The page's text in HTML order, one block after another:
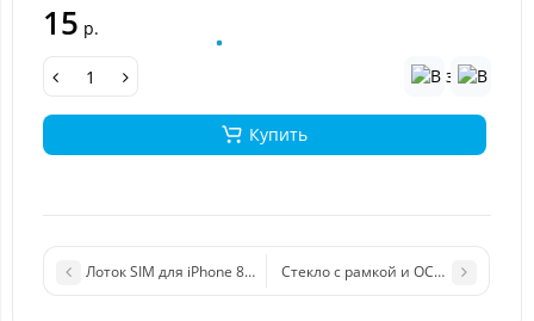
15 р.
Купить
Лоток SIM для iPhone 8 Plus черныйСтекло с рамкой и OCA пленкой